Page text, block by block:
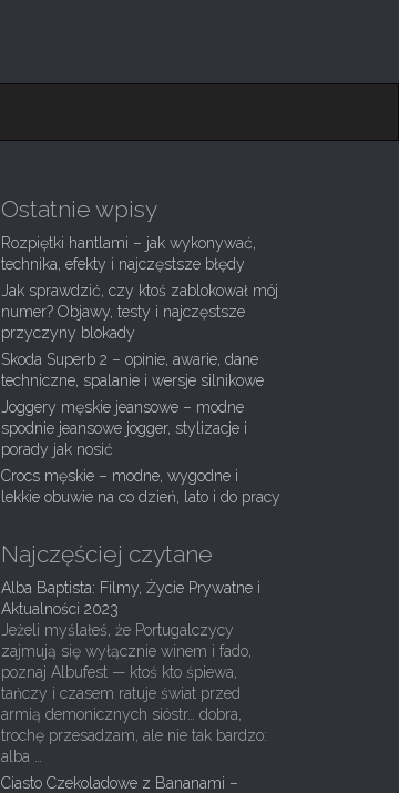
Ostatnie wpisy
Rozpiętki hantlami – jak wykonywać,
technika, efekty i najczęstsze błędy
Jak sprawdzić, czy ktoś zablokował mój
numer? Objawy, testy i najczęstsze
przyczyny blokady
Skoda Superb 2 – opinie, awarie, dane
techniczne, spalanie i wersje silnikowe
Joggery męskie jeansowe – modne
spodnie jeansowe jogger, stylizacje i
porady jak nosić
Crocs męskie – modne, wygodne i
lekkie obuwie na co dzień, lato i do pracy
Najczęściej czytane
Alba Baptista: Filmy, Życie Prywatne i
Aktualności 2023
Jeżeli myślałeś, że Portugalczycy
zajmują się wyłącznie winem i fado,
poznaj Albufest — ktoś kto śpiewa,
tańczy i czasem ratuje świat przed
armią demonicznych sióstr… dobra,
trochę przesadzam, ale nie tak bardzo:
alba …
Ciasto Czekoladowe z Bananami –